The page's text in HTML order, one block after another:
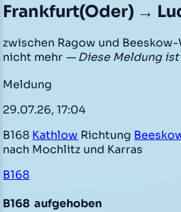
Frankfurt(Oder) →
zwischen Ragow und
nicht mehr — Diese Meldung
Meldung
29.07.26, 17:04
B168 Kathlow Richtung
nach Mochlitz und Karras
B168
B168 aufgehoben